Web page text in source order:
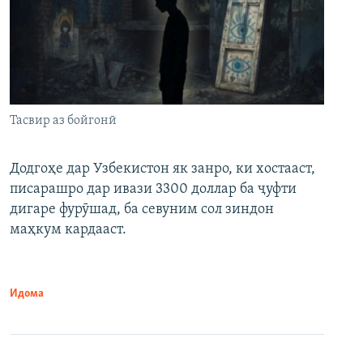
Тасвир аз бойгонӣ
Додгоҳе дар Узбекистон як занро, ки хостааст,
писарашро дар ивази 3300 доллар ба ҷуфти
дигаре фурӯшад, ба севуним сол зиндон
маҳкум кардааст.
Идома